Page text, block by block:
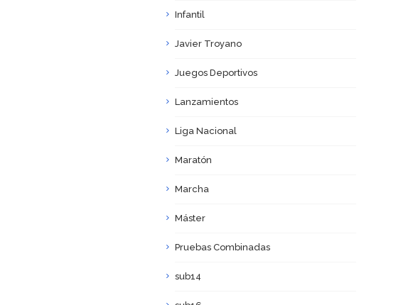
Infantil
Javier Troyano
Juegos Deportivos
Lanzamientos
Liga Nacional
Maratón
Marcha
Máster
Pruebas Combinadas
sub14